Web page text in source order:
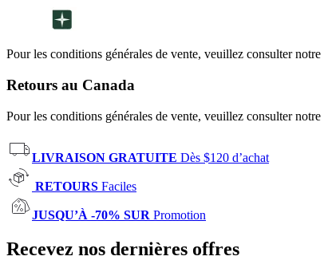
Pour les conditions générales de vente, veuillez consulter
Retours au Canada
Pour les conditions générales de vente, veuillez consulter
LIVRAISON GRATUITE Dès $120 d’achat
RETOURS Faciles
JUSQU’À -70% SUR Promotion
Recevez nos dernières offres